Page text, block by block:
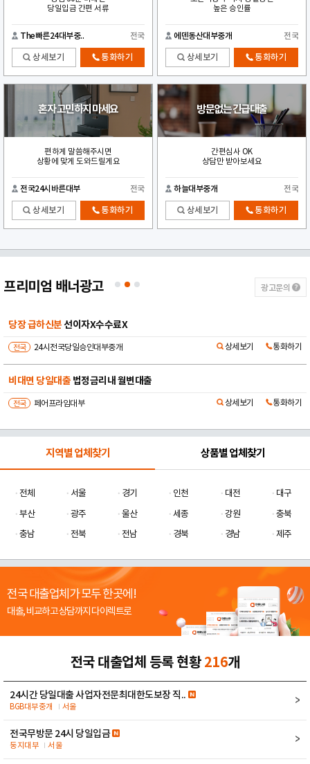
당일입금 간편 서류
The빠른24대부중.. 전국
상세보기 통화하기
높은 승인률
에덴동산대부중개 전국
상세보기 통화하기
혼자 고민하지 마세요
편하게 말씀해주시면
상황에 맞게 도와드릴게요
전국24시바른대부 전국
상세보기 통화하기
방문없는 긴급대출
간편심사 OK
상담만 받아보세요
하늘대부중개 전국
상세보기 통화하기
프리미엄 배너광고 광고문의
믿고 연락주세요비대면 빠른진행
전국 뉴스타트대부중개 상세보기 통화하기
비대면 당일대출 수수료X 선이자 X
전국 모범트러스트대부 상세보기 통화하기
지역별 업체찾기 상품별 업체찾기
전체 서울 경기 인천 대전
대구
부산
광주 울산 세종 강원
충북
충남
전북 전남 경북 경남 제주
전국 대출업체가 모두 한곳에!
대출, 비교하고 상담까지 다이렉트로
전국 대출업체 등록 현황 216개
24시간 당일대출 사업자전문최대한도보장 직..
BGB대부중개 서울
전국무방문 24시 당일입금
둥지대부 서울